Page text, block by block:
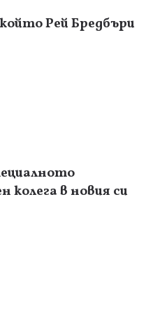
Рей Бредбъри
колега в новия си